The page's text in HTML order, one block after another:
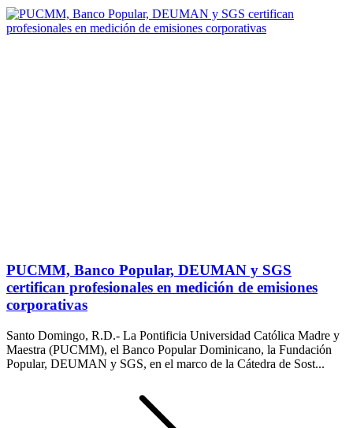
PUCMM, Banco Popular, DEUMAN y SGS
certifican profesionales en medición de emisiones
corporativas
Santo Domingo, R.D.- La Pontificia Universidad Católica Madre y
Maestra (PUCMM), el Banco Popular Dominicano, la Fundación
Popular, DEUMAN y SGS, en el marco de la Cátedra de Sost...